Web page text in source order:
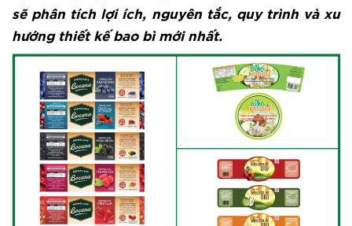
sẽ phân tích lợi ích, nguyên tắc, quy trình và xu
hướng thiết kế bao bì mới nhất.